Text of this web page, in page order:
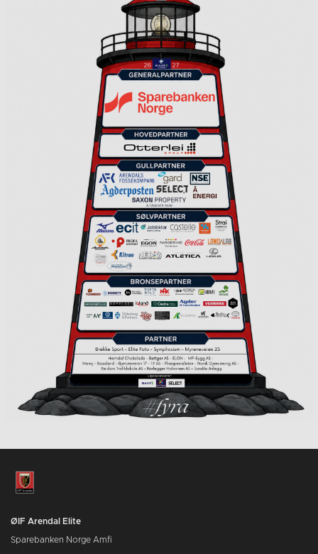
ØIF Arendal Elite
Sparebanken Norge Amfi